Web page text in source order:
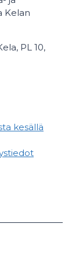
Kelan
PL 10,
kesällä